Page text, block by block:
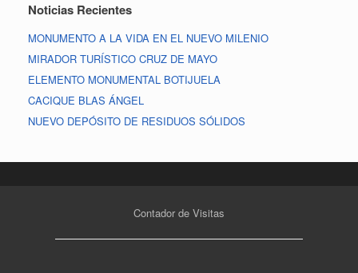
Noticias Recientes
MONUMENTO A LA VIDA EN EL NUEVO MILENIO
MIRADOR TURÍSTICO CRUZ DE MAYO
ELEMENTO MONUMENTAL BOTIJUELA
CACIQUE BLAS ÁNGEL
NUEVO DEPÓSITO DE RESIDUOS SÓLIDOS
Contador de Visitas